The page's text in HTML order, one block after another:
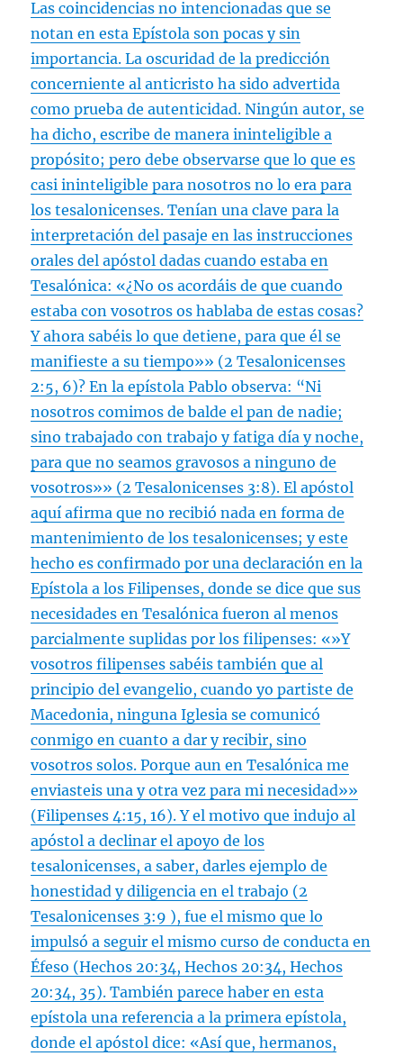
Las coincidencias no intencionadas que se
notan en esta Epístola son pocas y sin
importancia. La oscuridad de la predicción
concerniente al anticristo ha sido advertida
como prueba de autenticidad. Ningún autor, se
ha dicho, escribe de manera ininteligible a
propósito; pero debe observarse que lo que es
casi ininteligible para nosotros no lo era para
los tesalonicenses. Tenían una clave para la
interpretación del pasaje en las instrucciones
orales del apóstol dadas cuando estaba en
Tesalónica: «¿No os acordáis de que cuando
estaba con vosotros os hablaba de estas cosas?
Y ahora sabéis lo que detiene, para que él se
manifieste a su tiempo»» (2 Tesalonicenses
2:5, 6)? En la epístola Pablo observa: “Ni
nosotros comimos de balde el pan de nadie;
sino trabajado con trabajo y fatiga día y noche,
para que no seamos gravosos a ninguno de
vosotros»» (2 Tesalonicenses 3:8). El apóstol
aquí afirma que no recibió nada en forma de
mantenimiento de los tesalonicenses; y este
hecho es confirmado por una declaración en la
Epístola a los Filipenses, donde se dice que sus
necesidades en Tesalónica fueron al menos
parcialmente suplidas por los filipenses: «»Y
vosotros filipenses sabéis también que al
principio del evangelio, cuando yo partiste de
Macedonia, ninguna Iglesia se comunicó
conmigo en cuanto a dar y recibir, sino
vosotros solos. Porque aun en Tesalónica me
enviasteis una y otra vez para mi necesidad»»
(Filipenses 4:15,16). Y el motivo que indujo al
apóstol a declinar el apoyo de los
tesalonicenses, a saber, darles ejemplo de
honestidad y diligencia en el trabajo (2
Tesalonicenses 3:9 ), fue el mismo que lo
impulsó a seguir el mismo curso de conducta en
Éfeso (Hechos 20:34,Hechos 20:34,Hechos
20:34, 35). También parece haber en esta
epístola una referencia a la primera epístola,
donde el apóstol dice: «Así que, hermanos,